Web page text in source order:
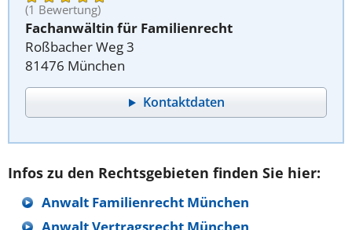
(1 Bewertung)
Fachanwältin für Familienrecht
Roßbacher Weg 3
81476 München
Kontaktdaten
Infos zu den Rechtsgebieten finden Sie hier:
Anwalt Familienrecht München
Anwalt Vertragsrecht München